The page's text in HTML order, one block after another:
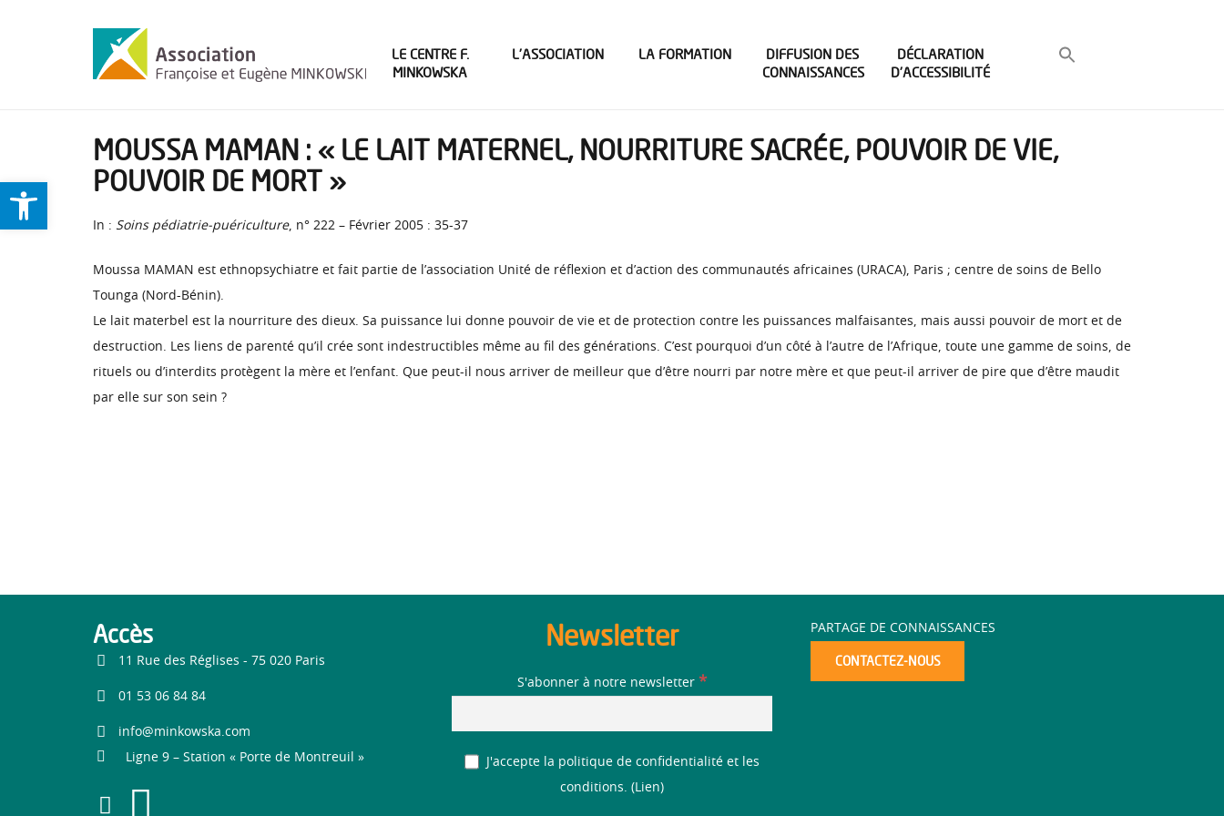
Ouvrir la barre d’outils
LE CENTRE F.
MINKOWSKA
L’ASSOCIATION LA FORMATION
DIFFUSION DES
CONNAISSANCES
DÉCLARATION
D’ACCESSIBILITÉ
MOUSSA MAMAN : « LE LAIT MATERNEL, NOURRITURE SACRÉE, POUVOIR DE VIE,
POUVOIR DE MORT »
In : Soins pédiatrie-puériculture, n° 222 – Février 2005 : 35-37
Moussa MAMAN est ethnopsychiatre et fait partie de l’association Unité de réflexion et d’action des communautés africaines (URACA), Paris ; centre de soins de Bello
Tounga (Nord-Bénin).
Le lait materbel est la nourriture des dieux. Sa puissance lui donne pouvoir de vie et de protection contre les puissances malfaisantes, mais aussi pouvoir de mort et de
destruction. Les liens de parenté qu’il crée sont indestructibles même au fil des générations. C’est pourquoi d’un côté à l’autre de l’Afrique, toute une gamme de soins, de
rituels ou d’interdits protègent la mère et l’enfant. Que peut-il nous arriver de meilleur que d’être nourri par notre mère et que peut-il arriver de pire que d’être maudit
par elle sur son sein ?
Accès
11 Rue des Réglises - 75 020 Paris
01 53 06 84 84
info@minkowska.com
Ligne 9 – Station « Porte de Montreuil »
Newsletter
S'abonner à notre newsletter *
J'accepte la politique de confidentialité et les
conditions. ( Lien)
PARTAGE DE CONNAISSANCES
CONTACTEZ-NOUS